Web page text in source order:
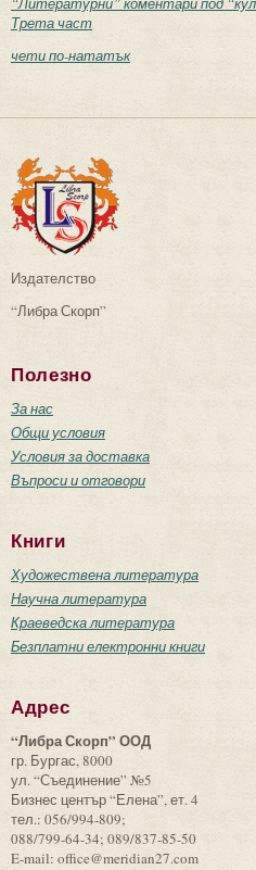
Трета част
чети по-нататък
Издателство
“Либра Скорп”
Полезно
За нас
Общи условия
Условия за доставка
Въпроси и отговори
Книги
Художествена литература
Научна литература
Краеведска литература
Безплатни електронни книги
Адрес
“Либра Скорп” ООД
гр. Бургас, 8000
ул. “Съединение” №5
Бизнес център “Елена”, ет. 4
тел.: 056/994-809;
088/799-64-34; 089/837-85-50
E-mail: office@meridian27.com